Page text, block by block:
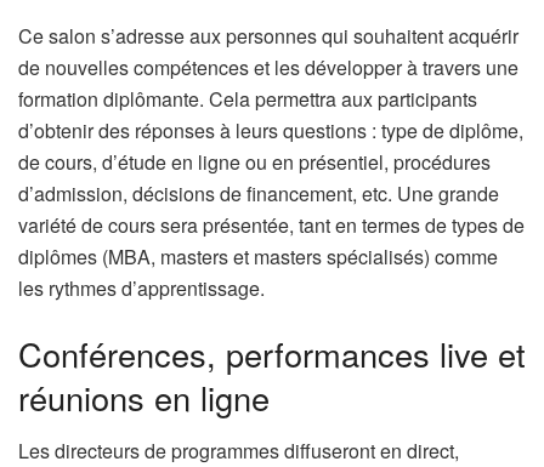
Ce salon s’adresse aux personnes qui souhaitent acquérir
de nouvelles compétences et les développer à travers une
formation diplômante. Cela permettra aux participants
d’obtenir des réponses à leurs questions : type de diplôme,
de cours, d’étude en ligne ou en présentiel, procédures
d’admission, décisions de financement, etc. Une grande
variété de cours sera présentée, tant en termes de types de
diplômes (MBA, masters et masters spécialisés) comme
les rythmes d’apprentissage.
Conférences, performances live et
réunions en ligne
Les directeurs de programmes diffuseront en direct,